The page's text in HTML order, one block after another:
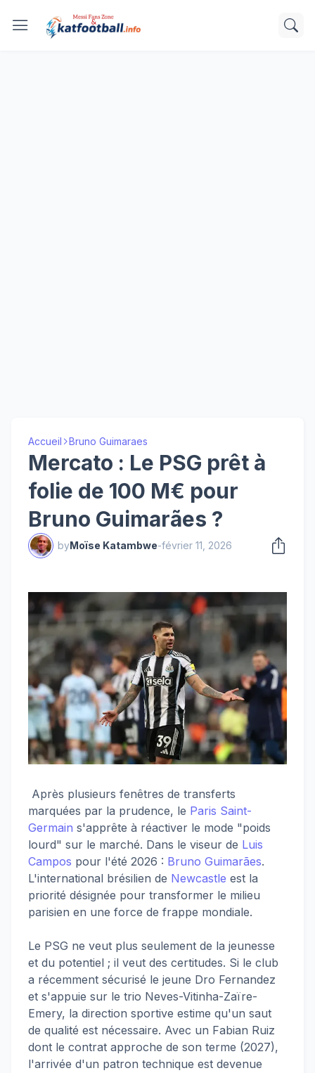
Accueil Bruno Guimaraes
Mercato : Le PSG prêt à
folie de 100 M€ pour
Bruno Guimarães ?
byMoïse Katambwe-février 11, 2026
Après plusieurs fenêtres de transferts
marquées par la prudence, le Paris Saint-
Germain s'apprête à réactiver le mode "poids
lourd" sur le marché. Dans le viseur de Luis
Campos pour l'été 2026 : Bruno Guimarães.
L'international brésilien de Newcastle est la
priorité désignée pour transformer le milieu
parisien en une force de frappe mondiale.
Le PSG ne veut plus seulement de la jeunesse
et du potentiel ; il veut des certitudes. Si le club
a récemment sécurisé le jeune Dro Fernandez
et s'appuie sur le trio Neves-Vitinha-Zaïre-
Emery, la direction sportive estime qu'un saut
de qualité est nécessaire. Avec un Fabian Ruiz
dont le contrat approche de son terme (2027),
l'arrivée d'un patron technique est devenue